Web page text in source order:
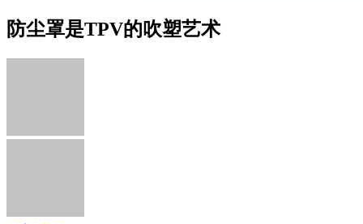
防尘罩是TPV的吹塑艺术